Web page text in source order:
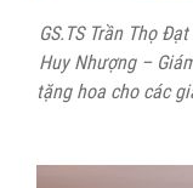
GS.TS Trần Thọ Đạt
Huy Nhượng –
tặng hoa cho các